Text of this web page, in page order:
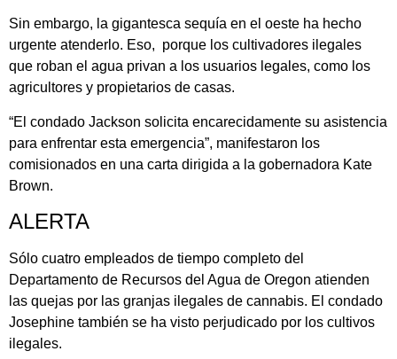
Sin embargo, la gigantesca sequía en el oeste ha hecho
urgente atenderlo. Eso, porque los cultivadores ilegales
que roban el agua privan a los usuarios legales, como los
agricultores y propietarios de casas.
“El condado Jackson solicita encarecidamente su asistencia
para enfrentar esta emergencia”, manifestaron los
comisionados en una carta dirigida a la gobernadora Kate
Brown.
ALERTA
Sólo cuatro empleados de tiempo completo del
Departamento de Recursos del Agua de Oregon atienden
las quejas por las granjas ilegales de cannabis. El condado
Josephine también se ha visto perjudicado por los cultivos
ilegales.